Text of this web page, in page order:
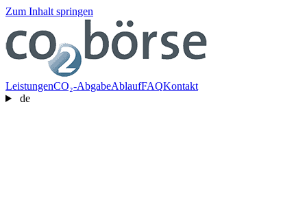
Zum Inhalt springen
LeistungenCO₂-AbgabeAblaufFAQKontakt
de